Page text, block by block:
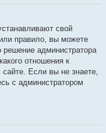
свой
правило, вы можете
решение администратора
отношения к
Если вы не знаете,
с администратором